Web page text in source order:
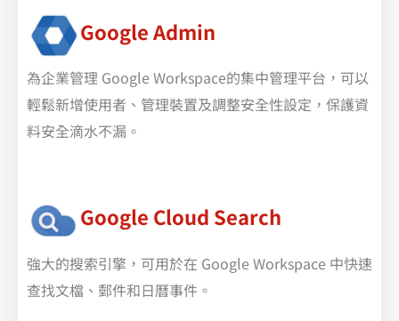
Google Admin
為企業管理 Google Workspace的集中管理平台，可以
輕鬆新增使用者、管理裝置及調整安全性設定，保護資
料安全滴水不漏。
Google Cloud Search
強大的搜索引擎，可用於在 Google Workspace 中快速
查找文檔、郵件和日曆事件。